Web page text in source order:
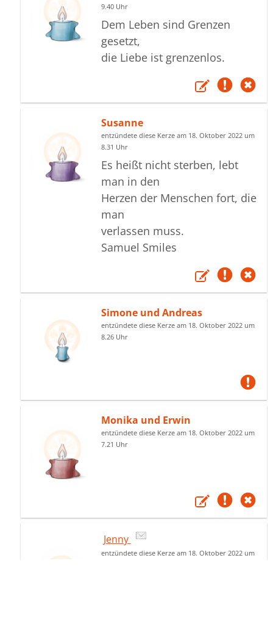
9.40 Uhr
Dem Leben sind Grenzen
gesetzt,
die Liebe ist grenzenlos.
Susanne
entzündete diese Kerze am 18. Oktober 2022 um
8.31 Uhr
Es heißt nicht sterben, lebt
man in den
Herzen der Menschen fort, die
man
verlassen muss.
Samuel Smiles
Simone und Andreas
entzündete diese Kerze am 18. Oktober 2022 um
8.26 Uhr
Monika und Erwin
entzündete diese Kerze am 18. Oktober 2022 um
7.21 Uhr
Jenny
entzündete diese Kerze am 18. Oktober 2022 um